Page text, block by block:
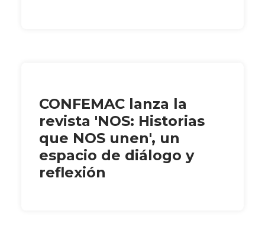
CONFEMAC lanza la
revista 'NOS: Historias
que NOS unen', un
espacio de diálogo y
reflexión